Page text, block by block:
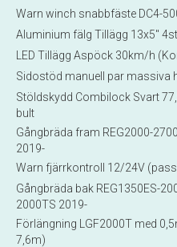
Warn winch snabbfäste DC4-
Aluminium fälg Tillägg 13x5"
LED Tillägg Aspöck 30km/h
Sidostöd manuell par massiva
Stöldskydd Combilock Svart
bult
Gångbräda fram REG2000-
2019-
Warn fjärrkontroll 12/24V
Gångbräda bak REG1350ES-
2000TS 2019-
Förlängning LGF2000T med
7,6m)